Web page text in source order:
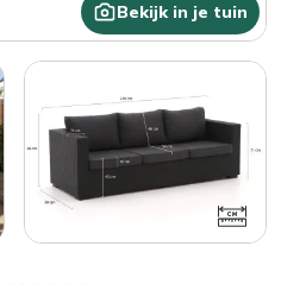
Bekijk in je tuin